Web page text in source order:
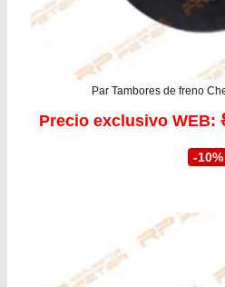
Par Tambores de freno
Precio exclusivo WEB:
-10%